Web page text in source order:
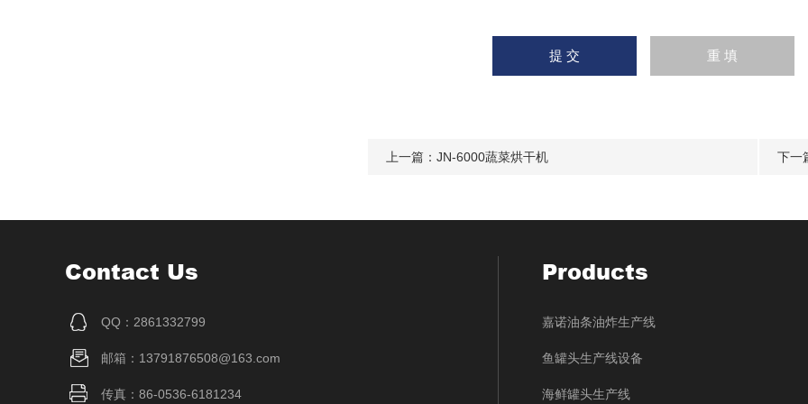
上一篇： JN-6000蔬菜烘干机 下一
Contact Us
QQ：2861332799
邮箱：13791876508@163.com
传真：86-0536-6181234
Products
嘉诺油条油炸生产线
鱼罐头生产线设备
海鲜罐头生产线